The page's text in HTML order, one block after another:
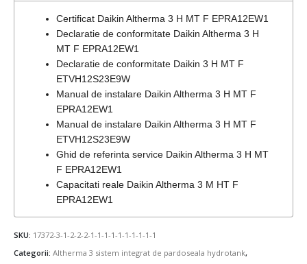
Certificat Daikin Altherma 3 H MT F EPRA12EW1
Declaratie de conformitate Daikin Altherma 3 H
MT F EPRA12EW1
Declaratie de conformitate Daikin 3 H MT F
ETVH12S23E9W
Manual de instalare Daikin Altherma 3 H MT F
EPRA12EW1
Manual de instalare Daikin Altherma 3 H MT F
ETVH12S23E9W
Ghid de referinta service Daikin Altherma 3 H MT
F EPRA12EW1
Capacitati reale Daikin Altherma 3 M HT F
EPRA12EW1
SKU: 17372-3-1-2-2-2-1-1-1-1-1-1-1-1-1-1
Categorii: Altherma 3 sistem integrat de pardoseala hydrotank,